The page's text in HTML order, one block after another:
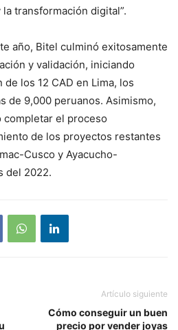
transformación digital”.
año, Bitel culminó exitosamente
y validación, iniciando
los 12 CAD en Lima, los
de 9,000 peruanos. Asimismo,
el proceso
de los proyectos restantes
Cusco y Ayacucho-
del 2022.
Artículo siguiente
Cómo conseguir un buen
precio por vender joyas